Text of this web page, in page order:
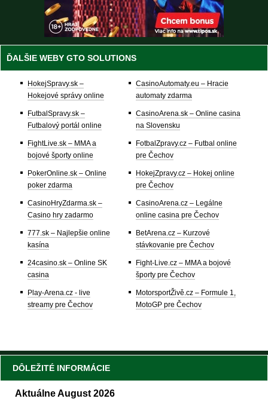
ĎALŠIE WEBY GTO SOLUTIONS
HokejSpravy.sk –
Hokejové správy online
FutbalSpravy.sk –
Futbalový portál online
FightLive.sk – MMA a
bojové športy online
PokerOnline.sk – Online
poker zdarma
CasinoHryZdarma.sk –
Casino hry zadarmo
777.sk – Najlepšie online
kasína
24casino.sk – Online SK
casina
Play-Arena.cz - live
streamy pre Čechov
CasinoAutomaty.eu – Hracie
automaty zdarma
CasinoArena.sk – Online casina
na Slovensku
FotbalZpravy.cz – Futbal online
pre Čechov
HokejZpravy.cz – Hokej online
pre Čechov
CasinoArena.cz – Legálne
online casina pre Čechov
BetArena.cz – Kurzové
stávkovanie pre Čechov
Fight-Live.cz – MMA a bojové
športy pre Čechov
MotorsportŽivě.cz – Formule 1,
MotoGP pre Čechov
DÔLEŽITÉ INFORMÁCIE
Aktuálne August 2026